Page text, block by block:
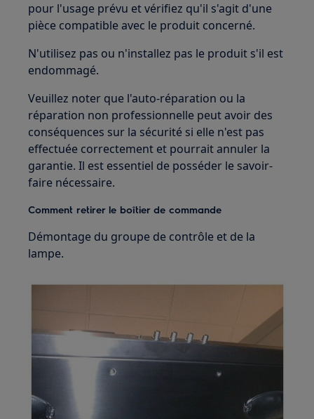
pour l'usage prévu et vérifiez qu'il s'agit d'une
pièce compatible avec le produit concerné.
N'utilisez pas ou n'installez pas le produit s'il est
endommagé.
Veuillez noter que l'auto-réparation ou la
réparation non professionnelle peut avoir des
conséquences sur la sécurité si elle n'est pas
effectuée correctement et pourrait annuler la
garantie. Il est essentiel de posséder le savoir-
faire nécessaire.
Comment retirer le boîtier de commande
Démontage du groupe de contrôle et de la
lampe.